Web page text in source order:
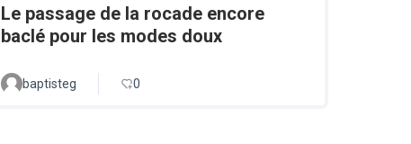
Le passage de la rocade encore
baclé pour les modes doux
baptisteg 0